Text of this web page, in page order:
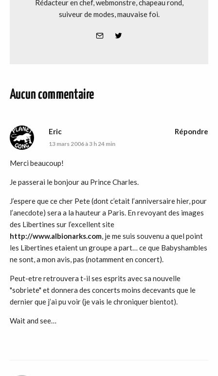
Rédacteur en chef, webmonstre, chapeau rond,
suiveur de modes, mauvaise foi.
Aucun commentaire
Eric
13 mars 2006 à 3 h 24 min
Merci beaucoup!
Je passerai le bonjour au Prince Charles.
J’espere que ce cher Pete (dont c’etait l’anniversaire hier, pour
l’anecdote) sera a la hauteur a Paris. En revoyant des images
des Libertines sur l’excellent site
http://www.albionarks.com, je me suis souvenu a quel point
les Libertines etaient un groupe a part… ce que Babyshambles
ne sont, a mon avis, pas (notamment en concert).
Peut-etre retrouvera t-il ses esprits avec sa nouvelle
"sobriete" et donnera des concerts moins decevants que le
dernier que j’ai pu voir (je vais le chroniquer bientot).
Wait and see…
Répondre